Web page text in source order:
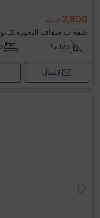
2,800 د.ت
شقة ب ضفاف البحيرة 2, تونس
120 م² 2 غرف
لإتصال